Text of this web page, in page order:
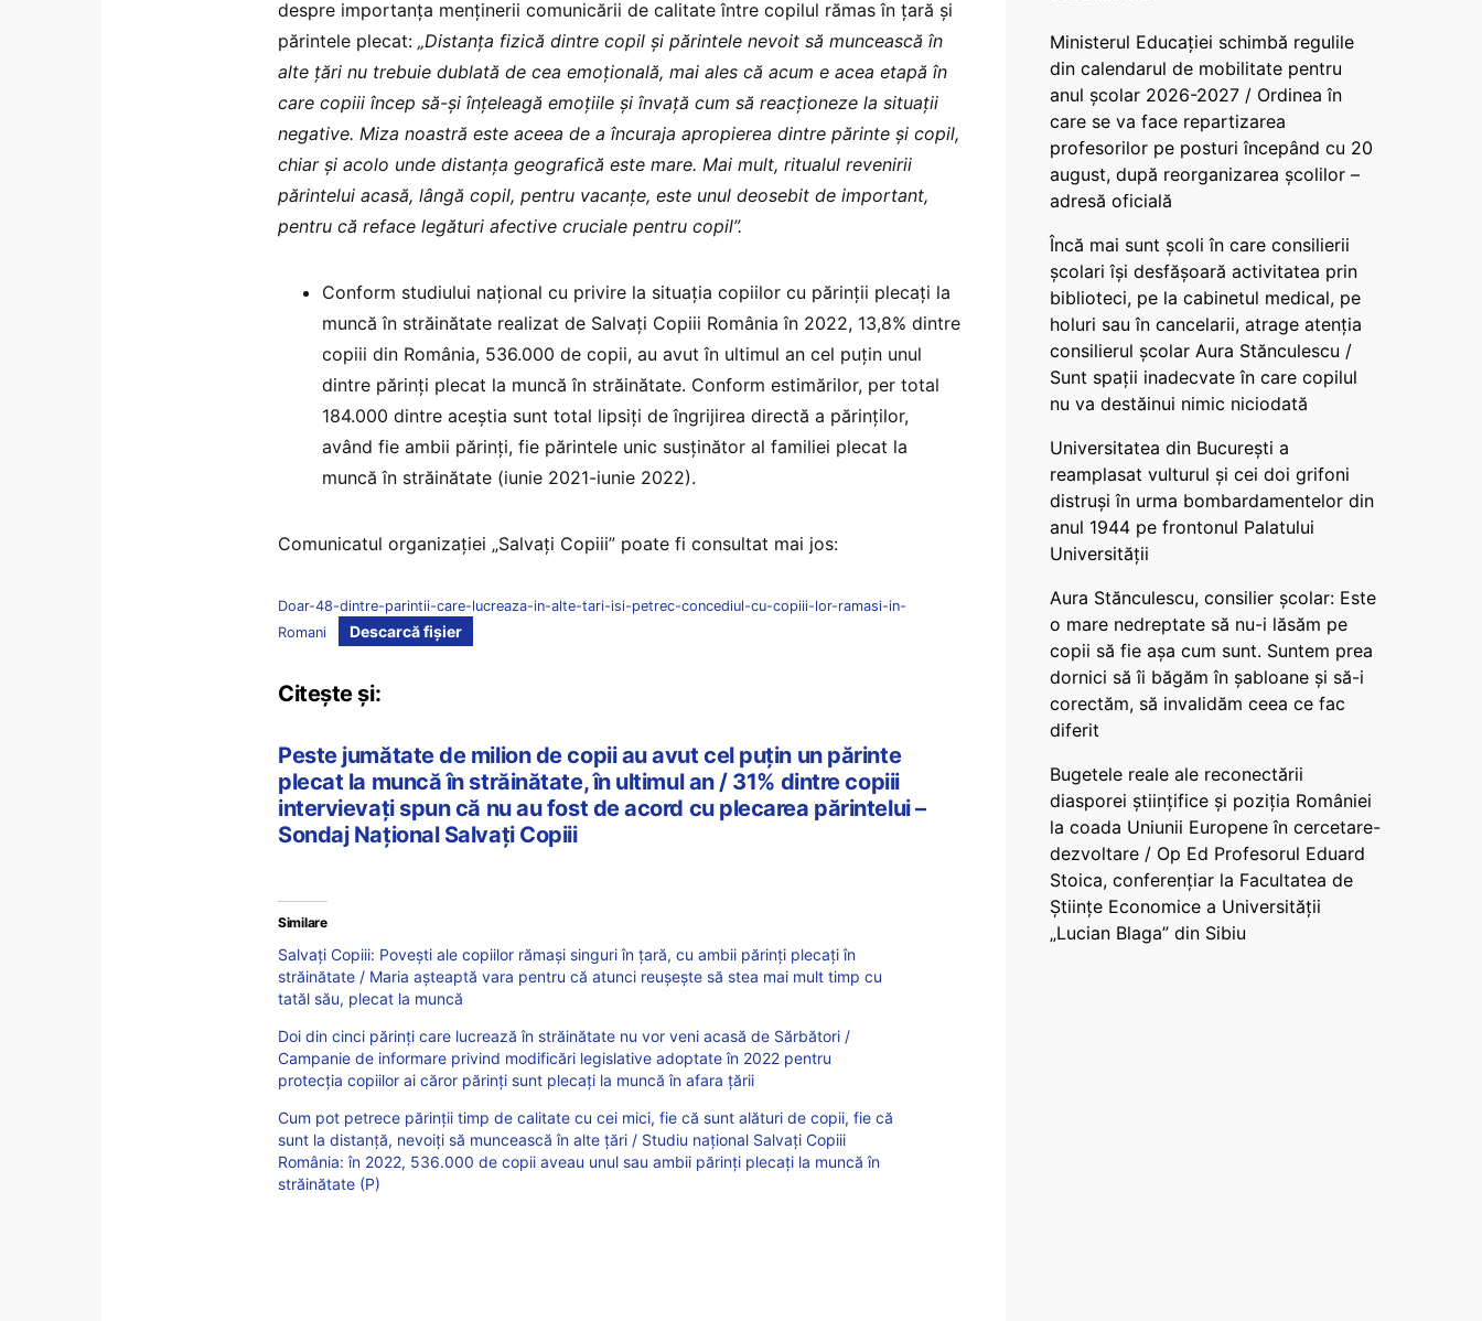
despre importanța menținerii comunicării de calitate între copilul rămas în țară și
părintele plecat: „Distanța fizică dintre copil și părintele nevoit să muncească în
alte țări nu trebuie dublată de cea emoțională, mai ales că acum e acea etapă în
care copiii încep să-și înțeleagă emoțiile și învață cum să reacționeze la situații
negative. Miza noastră este aceea de a încuraja apropierea dintre părinte și copil,
chiar și acolo unde distanța geografică este mare. Mai mult, ritualul revenirii
părintelui acasă, lângă copil, pentru vacanțe, este unul deosebit de important,
pentru că reface legături afective cruciale pentru copil”.
Conform studiului naţional cu privire la situaţia copiilor cu părinţii plecaţi la
muncă în străinătate realizat de Salvaţi Copiii România în 2022, 13,8% dintre
copiii din România, 536.000 de copii, au avut în ultimul an cel puțin unul
dintre părinți plecat la muncă în străinătate. Conform estimărilor, per total
184.000 dintre aceştia sunt total lipsiți de îngrijirea directă a părinților,
având fie ambii părinți, fie părintele unic susținător al familiei plecat la
muncă în străinătate (iunie 2021-iunie 2022).
Comunicatul organizației „Salvați Copiii” poate fi consultat mai jos:
Doar-48-dintre-parintii-care-lucreaza-in-alte-tari-isi-petrec-concediul-cu-copiii-lor-ramasi-in-
Romani
Descarcă fișier
Citește și:
Peste jumătate de milion de copii au avut cel puțin un părinte
plecat la muncă în străinătate, în ultimul an / 31% dintre copiii
intervievați spun că nu au fost de acord cu plecarea părintelui –
Sondaj Național Salvați Copiii
Similare
Salvați Copiii: Povești ale copiilor rămași singuri în țară, cu ambii părinți plecați în
străinătate / Maria așteaptă vara pentru că atunci reușește să stea mai mult timp cu
tatăl său, plecat la muncă
Doi din cinci părinți care lucrează în străinătate nu vor veni acasă de Sărbători /
Campanie de informare privind modificări legislative adoptate în 2022 pentru
protecţia copiilor ai căror părinţi sunt plecaţi la muncă în afara țării
Cum pot petrece părinţii timp de calitate cu cei mici, fie că sunt alături de copii, fie că
sunt la distanţă, nevoiți să muncească în alte țări / Studiu național Salvați Copiii
România: în 2022, 536.000 de copii aveau unul sau ambii părinți plecați la muncă în
străinătate (P)
Ministerul Educației schimbă regulile
din calendarul de mobilitate pentru
anul școlar 2026-2027 / Ordinea în
care se va face repartizarea
profesorilor pe posturi începând cu 20
august, după reorganizarea școlilor –
adresă oficială
Încă mai sunt școli în care consilierii
școlari își desfășoară activitatea prin
biblioteci, pe la cabinetul medical, pe
holuri sau în cancelarii, atrage atenția
consilierul școlar Aura Stănculescu /
Sunt spații inadecvate în care copilul
nu va destăinui nimic niciodată
Universitatea din București a
reamplasat vulturul și cei doi grifoni
distruși în urma bombardamentelor din
anul 1944 pe frontonul Palatului
Universității
Aura Stănculescu, consilier școlar: Este
o mare nedreptate să nu-i lăsăm pe
copii să fie așa cum sunt. Suntem prea
dornici să îi băgăm în șabloane și să-i
corectăm, să invalidăm ceea ce fac
diferit
Bugetele reale ale reconectării
diasporei științifice și poziția României
la coada Uniunii Europene în cercetare-
dezvoltare / Op Ed Profesorul Eduard
Stoica, conferențiar la Facultatea de
Științe Economice a Universității
„Lucian Blaga” din Sibiu